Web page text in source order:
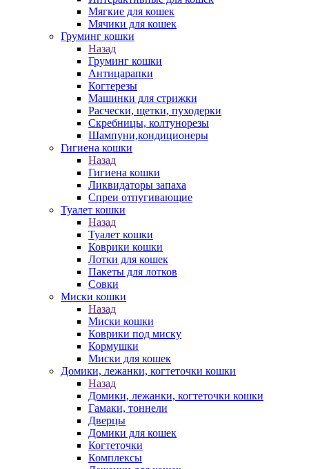
Мягкие для кошек
Мячики для кошек
Груминг кошки
Назад
Груминг кошки
Антицарапки
Когтерезы
Машинки для стрижки
Расчески, щетки, пуходерки
Скребницы, колтунорезы
Шампуни,кондиционеры
Гигиена кошки
Назад
Гигиена кошки
Ликвидаторы запаха
Спреи отпугивающие
Туалет кошки
Назад
Туалет кошки
Коврики кошки
Лотки для кошек
Пакеты для лотков
Совки
Миски кошки
Назад
Миски кошки
Коврики под миску
Кормушки
Миски для кошек
Домики, лежанки, когтеточки кошки
Назад
Домики, лежанки, когтеточки кошки
Гамаки, тоннели
Дверцы
Домики для кошек
Когтеточки
Комплексы